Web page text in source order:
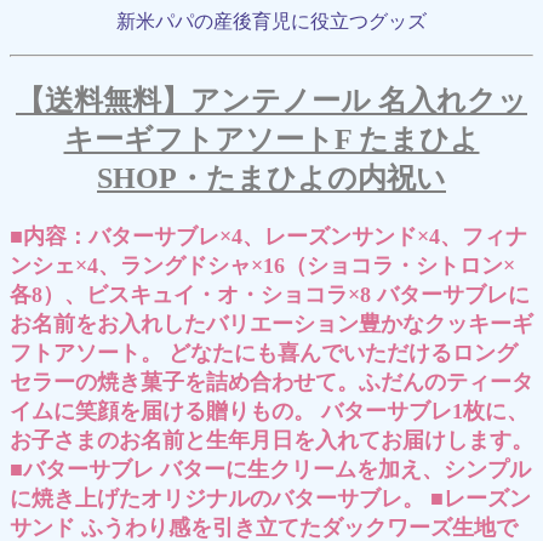
新米パパの産後育児に役立つグッズ
【送料無料】アンテノール 名入れクッ
キーギフトアソートF たまひよ
SHOP・たまひよの内祝い
■内容：バターサブレ×4、レーズンサンド×4、フィナ
ンシェ×4、ラングドシャ×16（ショコラ・シトロン×
各8）、ビスキュイ・オ・ショコラ×8 バターサブレに
お名前をお入れしたバリエーション豊かなクッキーギ
フトアソート。 どなたにも喜んでいただけるロング
セラーの焼き菓子を詰め合わせて。ふだんのティータ
イムに笑顔を届ける贈りもの。 バターサブレ1枚に、
お子さまのお名前と生年月日を入れてお届けします。
■バターサブレ バターに生クリームを加え、シンプル
に焼き上げたオリジナルのバターサブレ。 ■レーズン
サンド ふうわり感を引き立てたダックワーズ生地で